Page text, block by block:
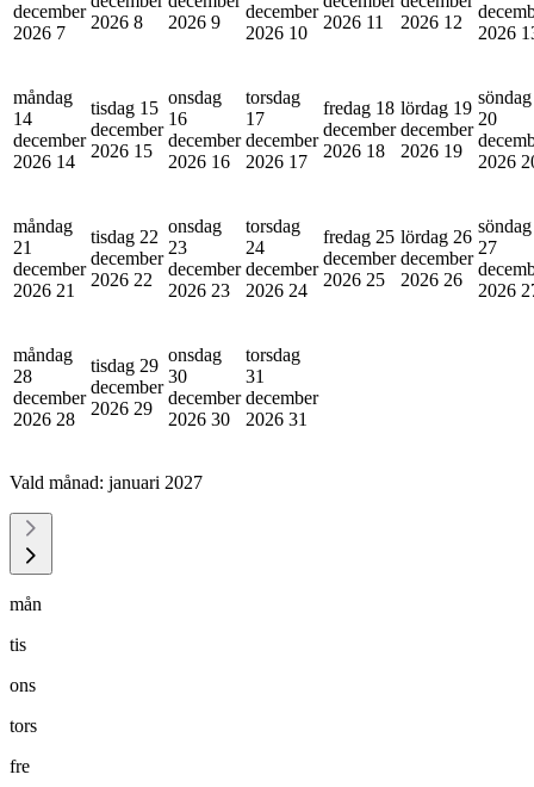
december
2026 7
2026 8
2026 9
december
2026 10
2026 11
2026 12
2026
måndag
14
december
2026 14
tisdag 15
december
2026 15
onsdag
16
december
2026 16
torsdag
17
december
2026 17
fredag 18
december
2026 18
lördag 19
december
2026 19
söndag
20
2026
måndag
21
december
2026 21
tisdag 22
december
2026 22
onsdag
23
december
2026 23
torsdag
24
december
2026 24
fredag 25
december
2026 25
lördag 26
december
2026 26
söndag
27
2026
måndag
28
december
2026 28
tisdag 29
december
2026 29
onsdag
30
december
2026 30
torsdag
31
december
2026 31
Vald månad: januari 2027
mån
tis
ons
tors
fre